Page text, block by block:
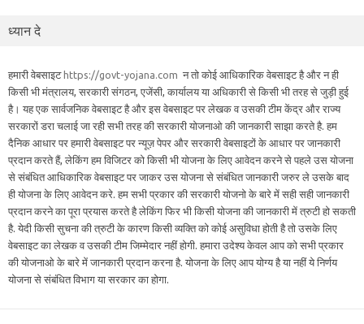
ध्यान दे
हमारी वेबसाइट https://govt-yojana.com न तो कोई आधिकारिक वेबसाइट है और न ही
किसी भी मंत्रालय, सरकारी संगठन, एजेंसी, कार्यालय या अधिकारी से किसी भी तरह से जुड़ी हुई
है। यह एक सार्वजनिक वेबसाइट है और इस वेबसाइट पर लेखक व उसकी टीम केंद्र और राज्य
सरकारों डरा चलाई जा रही सभी तरह की सरकारी योजनाओ की जानकारी साझा करते है. हम
दैनिक आधार पर हमारी वेबसाइट पर न्यूज़ पेपर और सरकारी वेबसाइटों के आधार पर जानकारी
प्रदान करते हैं, लेकिंग हम विजिटर को किसी भी योजना के लिए आवेदन करने से पहले उस योजना
से संबंधित आधिकारिक वेबसाइट पर जाकर उस योजना से संबंधित जानकारी जरुर ले उसके बाद
ही योजना के लिए आवेदन करे. हम सभी प्रकार की सरकारी योजनो के बारे में सही सही जानकारी
प्रदान करने का पूरा प्रयास करते है लेकिंग फिर भी किसी योजना की जानकारी में त्रुटी हो सकती
है. येदी किसी सुचना की त्रुटी के कारण किसी व्यक्ति को कोई असुविधा होती है तो उसके लिए
वेबसाइट का लेखक व उसकी टीम जिम्मेदार नहीं होगी. हमारा उदेश्य केवल आप को सभी प्रकार
की योजनाओ के बारे में जानकारी प्रदान करना है. योजना के लिए आप योग्य है या नहीं ये निर्णय
योजना से संबंधित विभाग या सरकार का होगा.